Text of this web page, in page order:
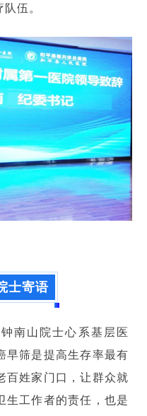
伍。
士寄语
南山院士心系基层医
早筛是提高生存率最有
百姓家门口，让群众就
生工作者的责任，也是